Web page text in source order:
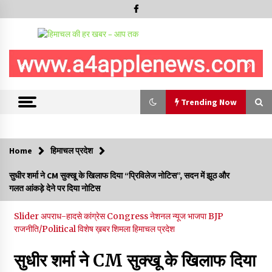
Trending Now
हमीरपुर के बड़सर में मनाया जाएगा राज्यस्तरीय स्वतंत्रता दिवस समारोह, CM
सुक्खू करेंगे ध्वजारोहण
07/08/2026
वन विभाग के एक हजार खिलाड़ी रामपुर में दिखाएंगे जौहर, 11 से 13 सितंबर
तक आयोजित होगी 27वीं वार्षिक खेलकूद प्रतियोगिता
Home हिमाचल प्रदेश
सुधीर शर्मा ने CM सुक्खू के खिलाफ दिया “प्रिविलेज नोटिस”, सदन में झूठ और
गलत आंकड़े देने पर दिया नोटिस
Sliderअपराध-हादसेकांग्रेस Congressनेशनल न्यूजभाजपा BJP
राजनीति/Politicalविशेष ख़बरशिमलाहिमाचल प्रदेश
सुधीर शर्मा ने CM सुक्खू के खिलाफ दिया